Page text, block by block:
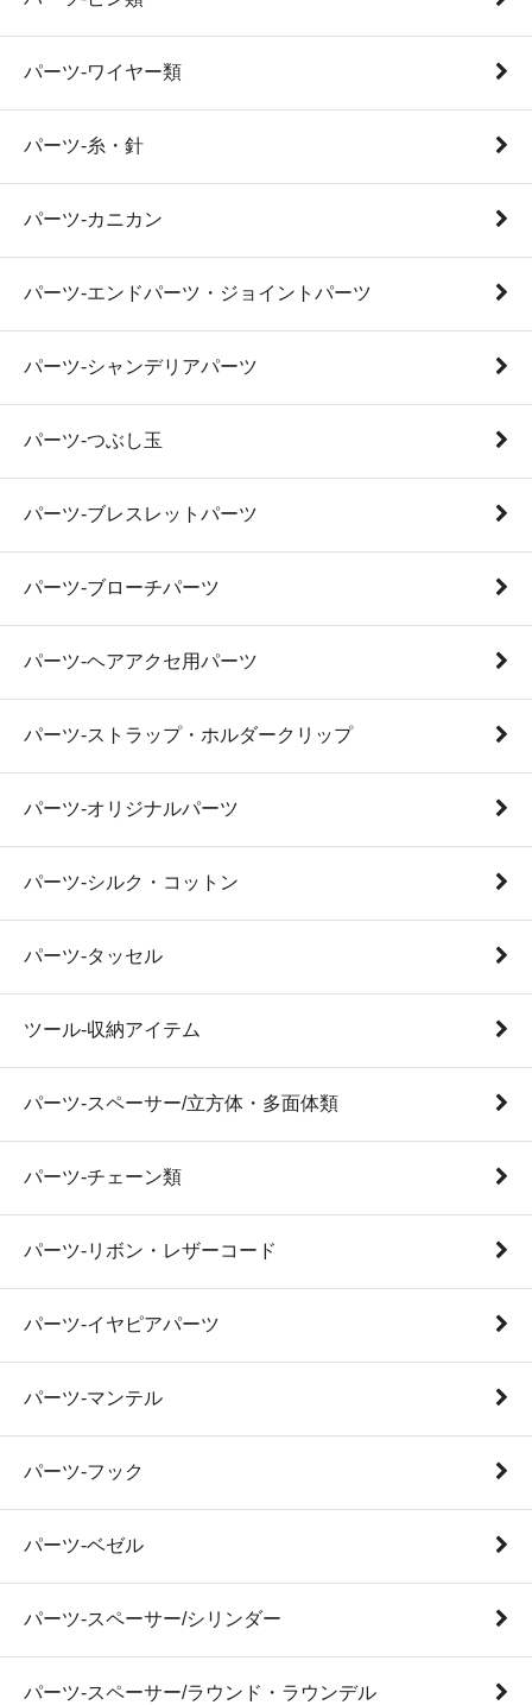
パーツ-ワイヤー類
パーツ-糸・針
パーツ-カニカン
パーツ-エンドパーツ・ジョイントパーツ
パーツ-シャンデリアパーツ
パーツ-つぶし玉
パーツ-ブレスレットパーツ
パーツ-ブローチパーツ
パーツ-ヘアアクセ用パーツ
パーツ-ストラップ・ホルダークリップ
パーツ-オリジナルパーツ
パーツ-シルク・コットン
パーツ-タッセル
ツール-収納アイテム
パーツ-スペーサー/立方体・多面体類
パーツ-チェーン類
パーツ-リボン・レザーコード
パーツ-イヤピアパーツ
パーツ-マンテル
パーツ-フック
パーツ-ベゼル
パーツ-スペーサー/シリンダー
パーツ-スペーサー/ラウンド・ラウンデル